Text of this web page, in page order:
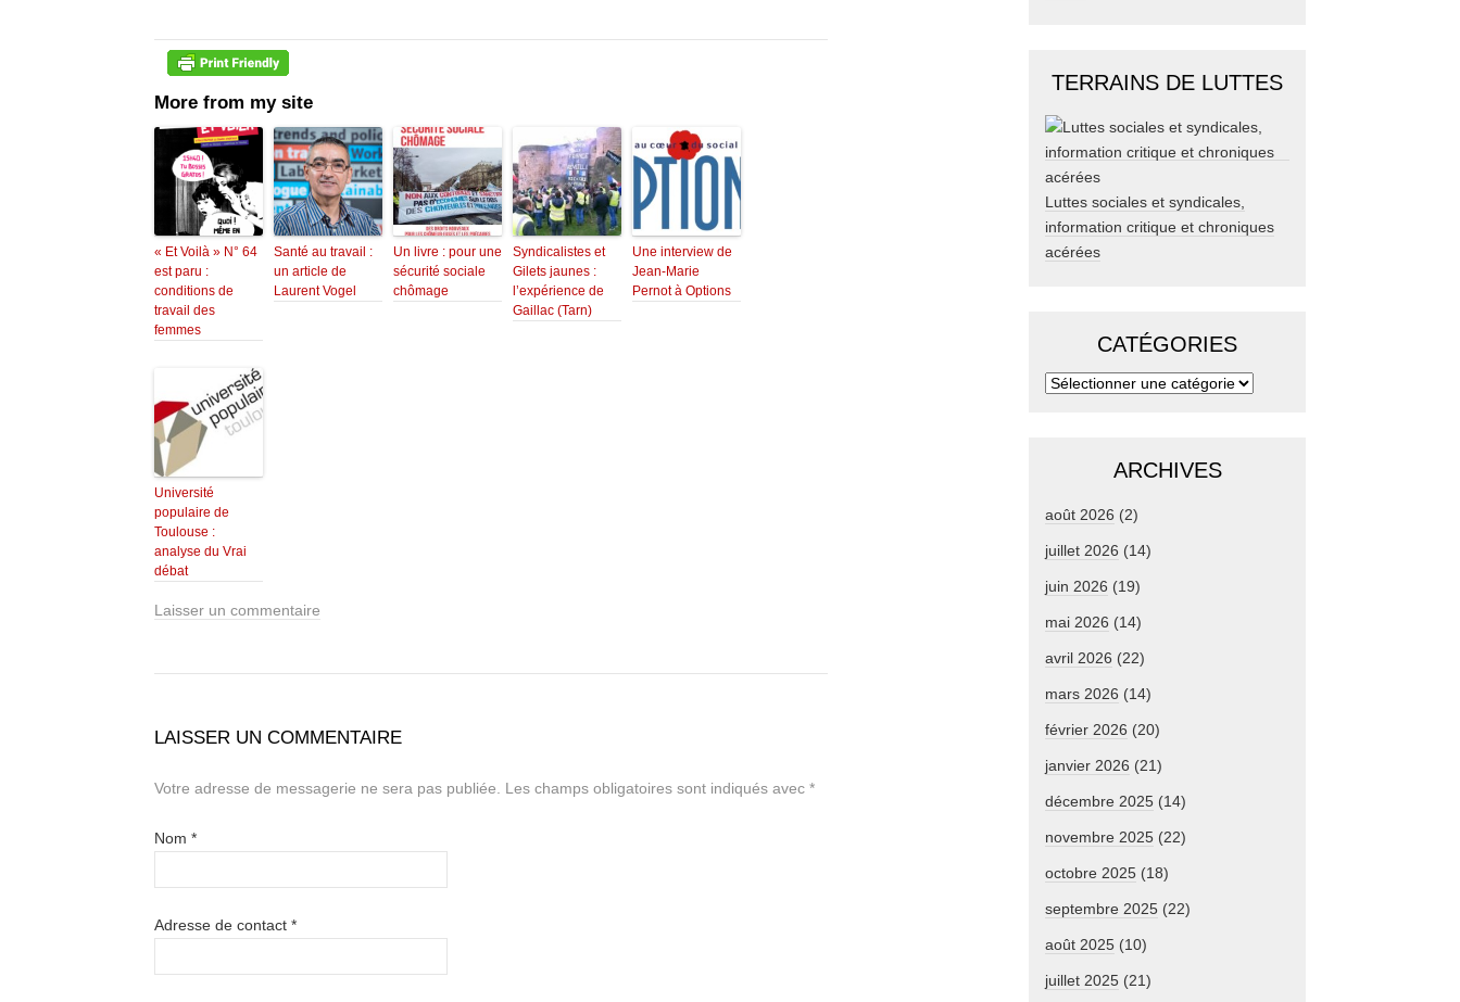
More from my site
« Et Voilà » N° 64
est paru :
conditions de
travail des
femmes
Santé au travail :
un article de
Laurent Vogel
Un livre : pour une
sécurité sociale
chômage
Syndicalistes et
Gilets jaunes :
l’expérience de
Gaillac (Tarn)
Une interview de
Jean-Marie
Pernot à Options
Université
populaire de
Toulouse :
analyse du Vrai
débat
Laisser un commentaire
LAISSER UN COMMENTAIRE
Votre adresse de messagerie ne sera pas publiée. Les champs obligatoires sont indiqués avec *
Nom *
Adresse de contact *
TERRAINS DE LUTTES
Luttes sociales et syndicales,
information critique et chroniques
acérées
CATÉGORIES
ARCHIVES
août 2026 (2)
juillet 2026 (14)
juin 2026 (19)
mai 2026 (14)
avril 2026 (22)
mars 2026 (14)
février 2026 (20)
janvier 2026 (21)
décembre 2025 (14)
novembre 2025 (22)
octobre 2025 (18)
septembre 2025 (22)
août 2025 (10)
juillet 2025 (21)